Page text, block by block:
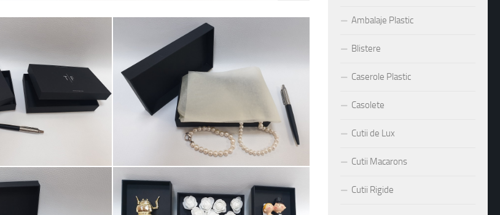
Ambalaje Plastic
Blistere
Caserole Plastic
Casolete
Cutii de Lux
Cutii Macarons
Cutii Rigide